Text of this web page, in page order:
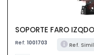
SOPORTE FARO
Ref: 1001703 Ref.